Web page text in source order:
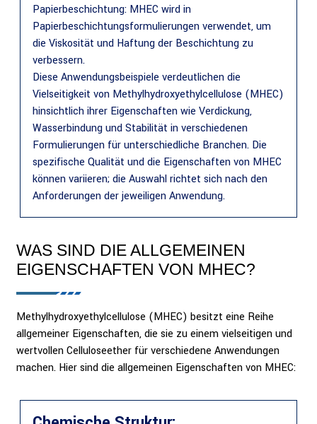
Papierbeschichtung: MHEC wird in
Papierbeschichtungsformulierungen verwendet, um
die Viskosität und Haftung der Beschichtung zu
verbessern.
Diese Anwendungsbeispiele verdeutlichen die
Vielseitigkeit von Methylhydroxyethylcellulose (MHEC)
hinsichtlich ihrer Eigenschaften wie Verdickung,
Wasserbindung und Stabilität in verschiedenen
Formulierungen für unterschiedliche Branchen. Die
spezifische Qualität und die Eigenschaften von MHEC
können variieren; die Auswahl richtet sich nach den
Anforderungen der jeweiligen Anwendung.
WAS SIND DIE ALLGEMEINEN
EIGENSCHAFTEN VON MHEC?
Methylhydroxyethylcellulose (MHEC) besitzt eine Reihe
allgemeiner Eigenschaften, die sie zu einem vielseitigen und
wertvollen Celluloseether für verschiedene Anwendungen
machen. Hier sind die allgemeinen Eigenschaften von MHEC: